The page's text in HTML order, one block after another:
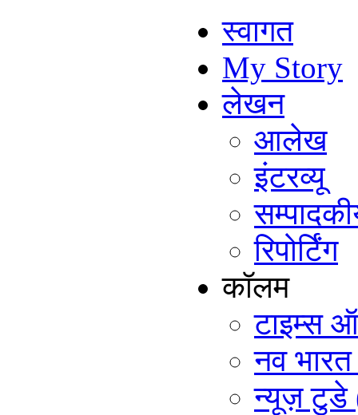
स्वागत
My Story
लेखन
आलेख
इंटरव्यू
रिपोर्टिंग
कॉलम
टाइम्स
नव भारत
न्यूज़ टुडे